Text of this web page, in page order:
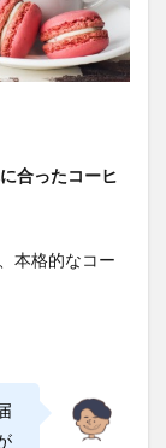
合ったコーヒ
本格的なコー